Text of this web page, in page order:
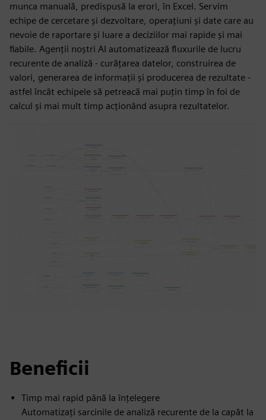
munca manuală, predispusă la erori, în Excel. Servim
echipe de cercetare și dezvoltare, operațiuni și date care au
nevoie de raportare și luare a deciziilor mai rapide și mai
fiabile. Agenții noștri AI automatizează fluxurile de lucru
recurente de analiză - curățarea datelor, construirea de
valori, generarea de informații și producerea de rezultate -
astfel încât echipele să petreacă mai puțin timp în foi de
calcul și mai mult timp acționând asupra rezultatelor.
Beneficii
Timp mai rapid până la înțelegere
Automatizați sarcinile de analiză recurente de la capăt la